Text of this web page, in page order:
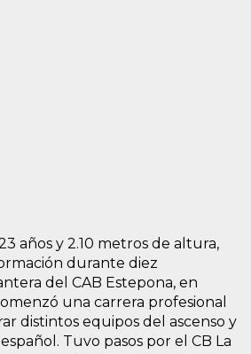
años y 2.10 metros de altura,
durante diez
del CAB Estepona, en
una carrera profesional
distintos equipos del ascenso y
Tuvo pasos por el CB La